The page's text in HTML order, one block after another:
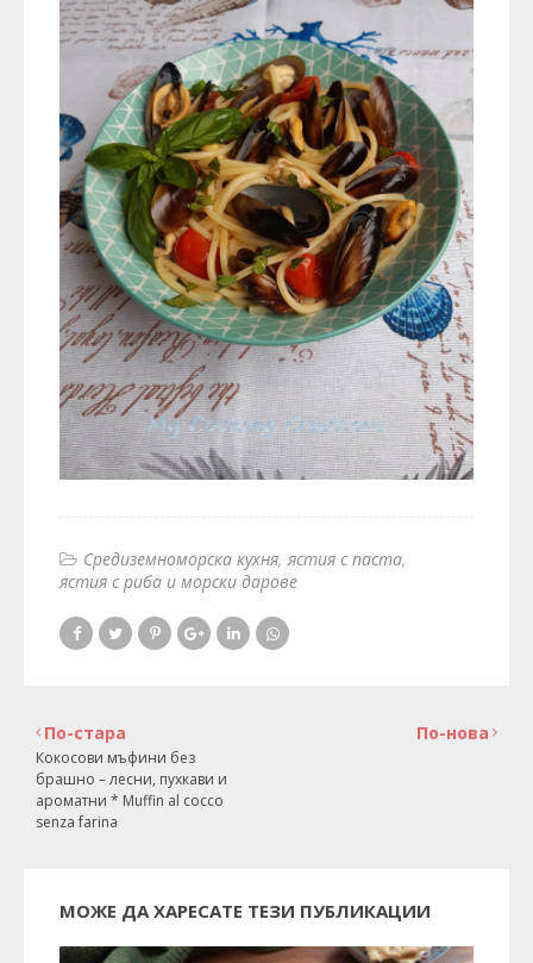
Средиземноморска кухня ястия с паста
ястия с риба и морски дарове
По-нова
По-стара
Кокосови мъфини без
брашно – лесни, пухкави и
ароматни * Muffin al cocco
senza farina
МОЖЕ ДА ХАРЕСАТЕ ТЕЗИ ПУБЛИКАЦИИ